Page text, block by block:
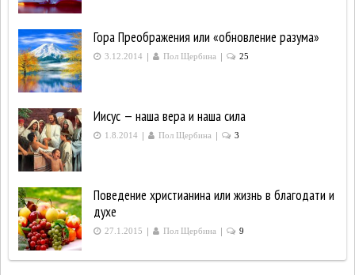
Гора Преображения или «обновление разума»
3.12.2014 | Пол Щербина | 25
Иисус — наша вера и наша сила
1.8.2014 | Пол Щербина | 3
Поведение христианина или жизнь в благодати и
духе
27.1.2015 | Пол Щербина | 9